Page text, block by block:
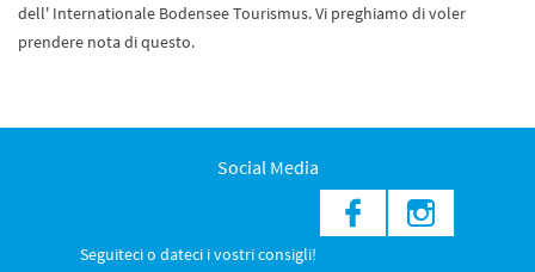
dell' Internationale Bodensee Tourismus. Vi preghiamo di voler
prendere nota di questo.
Social Media
Seguiteci o dateci i vostri consigli!